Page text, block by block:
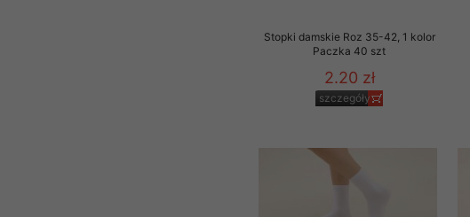
Stopki damskie Roz 35-42, 1 kolor
Paczka 40 szt
2.20 zł
szczegóły